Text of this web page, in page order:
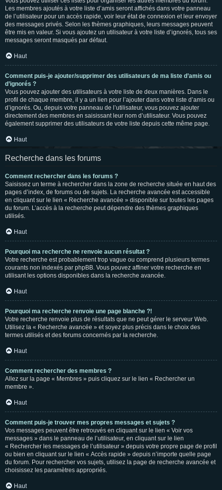
Les membres ajoutés à votre liste d’amis seront affichés dans votre panneau
de l’utilisateur pour un accès rapide, voir leur état de connexion et leur envoyer
des messages privés. Selon les thèmes graphiques, leurs messages peuvent
être mis en valeur. Si vous ajoutez un utilisateur à votre liste d’ignorés, tous ses
messages seront masqués par défaut.
Haut
Comment puis-je ajouter/supprimer des utilisateurs de ma liste d’amis ou
d’ignorés ?
Vous pouvez ajouter des utilisateurs à votre liste de deux manières. Dans le
profil de chaque membre, il y a un lien pour l’ajouter dans votre liste d’amis ou
d’ignorés. Ou, depuis votre panneau de l’utilisateur, vous pouvez ajouter
directement des membres en saisissant leur nom d’utilisateur. Vous pouvez
également supprimer des utilisateurs de votre liste depuis cette même page.
Haut
Recherche dans les forums
Comment rechercher dans les forums ?
Saisissez un terme à rechercher dans la zone de recherche située en haut des
pages d’index, de forums ou de sujets. La recherche avancée est accessible
en cliquant sur le lien « Recherche avancée » disponible sur toutes les pages
du forum. L’accès à la recherche peut dépendre des thèmes graphiques
utilisés.
Haut
Pourquoi ma recherche ne renvoie aucun résultat ?
Votre recherche est probablement trop vague ou comprend plusieurs termes
courants non indexés par phpBB. Vous pouvez affiner votre recherche en
utilisant les options disponibles dans la recherche avancée.
Haut
Pourquoi ma recherche renvoie une page blanche ?!
Votre recherche renvoie plus de résultats que ne peut gérer le serveur Web.
Utilisez la « Recherche avancée » et soyez plus précis dans le choix des
termes utilisés et des forums concernés par la recherche.
Haut
Comment rechercher des membres ?
Allez sur la page « Membres » puis cliquez sur le lien « Rechercher un
membre ».
Haut
Comment puis-je trouver mes propres messages et sujets ?
Vos messages peuvent être retrouvés en cliquant sur le lien « Voir vos
messages » dans le panneau de l’utilisateur, en cliquant sur le lien
« Rechercher les messages de l’utilisateur » depuis votre propre page de profil
ou bien en cliquant sur le lien « Accès rapide » depuis n’importe quelle page
du forum. Pour rechercher vos sujets, utilisez la page de recherche avancée et
choisissez les paramètres appropriés.
Haut